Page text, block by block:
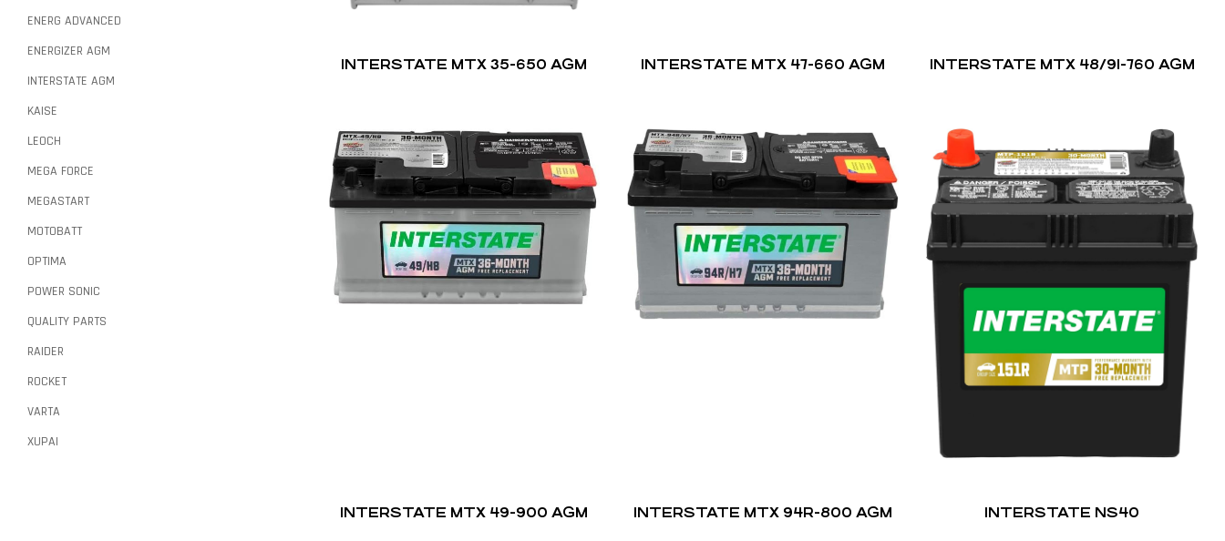
INTERSTATE MTX 35-650 AGM INTERSTATE MTX 47-660 AGM INTERSTATE MTX 48/91-760 AGM
INTERSTATE MTX 49-900 AGM INTERSTATE MTX 94R-800 AGM INTERSTATE NS40
ENERG ADVANCED
ENERGIZER AGM
INTERSTATE AGM
KAISE
LEOCH
MEGA FORCE
MEGASTART
MOTOBATT
OPTIMA
POWER SONIC
QUALITY PARTS
RAIDER
ROCKET
VARTA
XUPAI